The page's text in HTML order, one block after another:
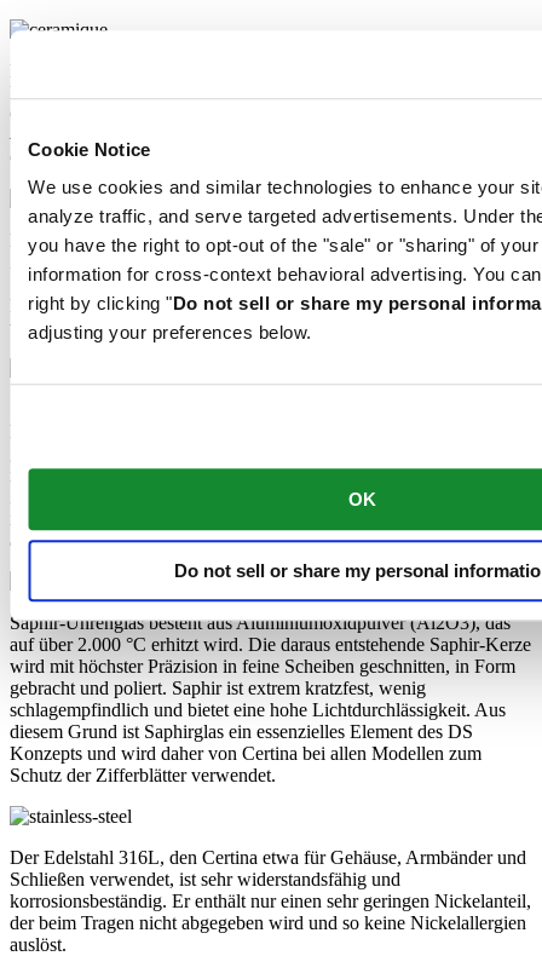
Cookie Notice
We use cookies and similar technologies to enhance your
analyze traffic, and serve targeted advertisements. Under
you have the right to opt-out of the "sale" or "sharing" of
information for cross-context behavioral advertising. You
right by clicking "Do not sell or share my personal
adjusting your preferences below.
OK
Do not sell or share my personal
Die in der Uhrmacherei verwendete Keramik wird in einem
Brennprozess bei mehr als 900 °C gehärtet. Die Certina Lünetten,
Cabochons und Bandelemente aus Keramik sehen nicht nur gut aus
– sie sind auch kratzfest und behalten ihre intensive Farbe und ihren
Glanz für lange Zeit.
Dieses organische Material, das Certina für besonders edle
Zifferblätter von Damenuhren verwendet, stammt aus der innersten
Schalenschicht bestimmter Muscheln. Das irisierend schimmernde
Perlmutt ist sehr spröde und muss mit größter Vorsicht verarbeitet
werden, was es noch kostbarer macht.
Der SLN-Typ BG W9, den Certina verwendet, gibt das
ist gesundheitlich unbedenklich und wird zur Beschichtung von
Zeigern, Indexen und Lünetten verwendet. Seine Leuchtkraft lässt
automatisch wieder aufgeladen.
Saphir-Uhrenglas besteht aus Aluminiumoxidpulver (Al2O3), das
auf über 2.000 °C erhitzt wird. Die daraus entstehende Saphir-Kerze
wird mit höchster Präzision in feine Scheiben geschnitten, in Form
gebracht und poliert. Saphir ist extrem kratzfest, wenig
schlagempfindlich und bietet eine hohe Lichtdurchlässigkeit. Aus
diesem Grund ist Saphirglas ein essenzielles Element des DS
Konzepts und wird daher von Certina bei allen Modellen zum
Schutz der Zifferblätter verwendet.
Der Edelstahl 316L, den Certina etwa für Gehäuse, Armbänder und
Schließen verwendet, ist sehr widerstandsfähig und
korrosionsbeständig. Er enthält nur einen sehr geringen Nickelanteil,
der beim Tragen nicht abgegeben wird und so keine Nickelallergien
auslöst.